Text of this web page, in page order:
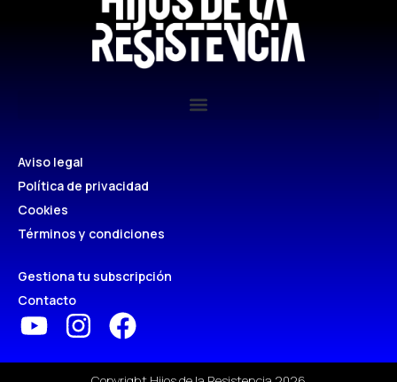
Aviso legal
Política de privacidad
Cookies
Términos y condiciones
Gestiona tu subscripción
Contacto